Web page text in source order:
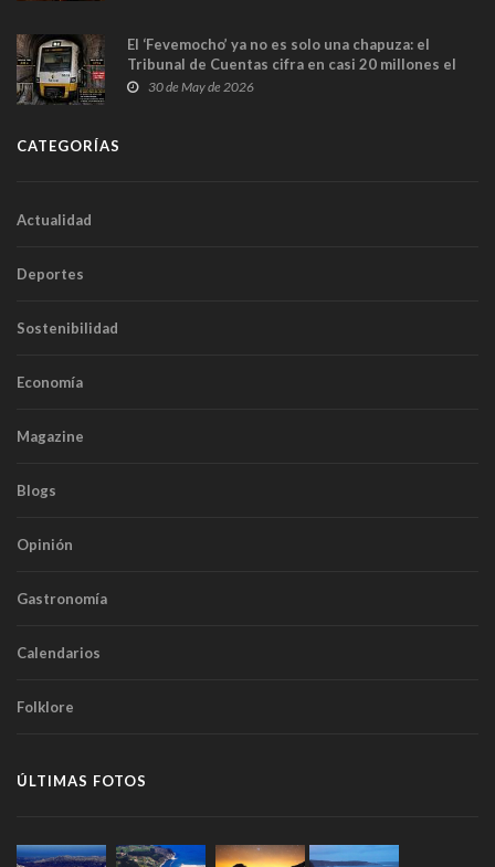
El ‘Fevemocho’ ya no es solo una chapuza: el
Tribunal de Cuentas cifra en casi 20 millones el
sobrecoste de los trenes que no cabían por los
30 de May de 2026
CATEGORÍAS
Actualidad
Deportes
Sostenibilidad
Economía
Magazine
Blogs
Opinión
Gastronomía
Calendarios
Folklore
ÚLTIMAS FOTOS